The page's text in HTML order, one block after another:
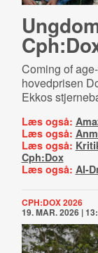
Coming of
hovedprisen
Ekkos
Læs også:
Læs også:
Læs også:
Cph:Dox
Læs også: AI-
CPH:DOX 2026
19. MAR. 2026 |